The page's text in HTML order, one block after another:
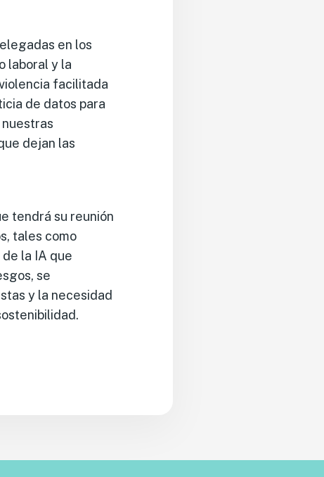
en los
laboral y la
facilitada
de datos para
dejan las
tendrá su reunión
tales como
la IA que
se
y la necesidad